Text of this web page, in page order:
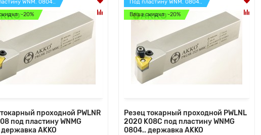
WNM. 0804..
-20%
проходной PWLNR
под пластину WNMG
AKKO
Под пластину WNM. 0804..
Ваша скидка: -20%
Резец токарный проходной PWLNL
2020 K08C под пластину WNMG
0804.. державка AKKO